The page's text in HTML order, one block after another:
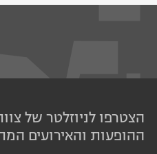
הצטרפו לניוזלטר של
ההופעות והאירועים